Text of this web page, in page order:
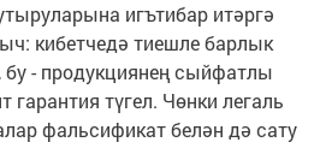
игътибар итәргә
кибетчедә тиешле барлык
бу - продукциянең сыйфатлы
гарантия түгел. Чөнки легаль
фальсификат белән дә сату